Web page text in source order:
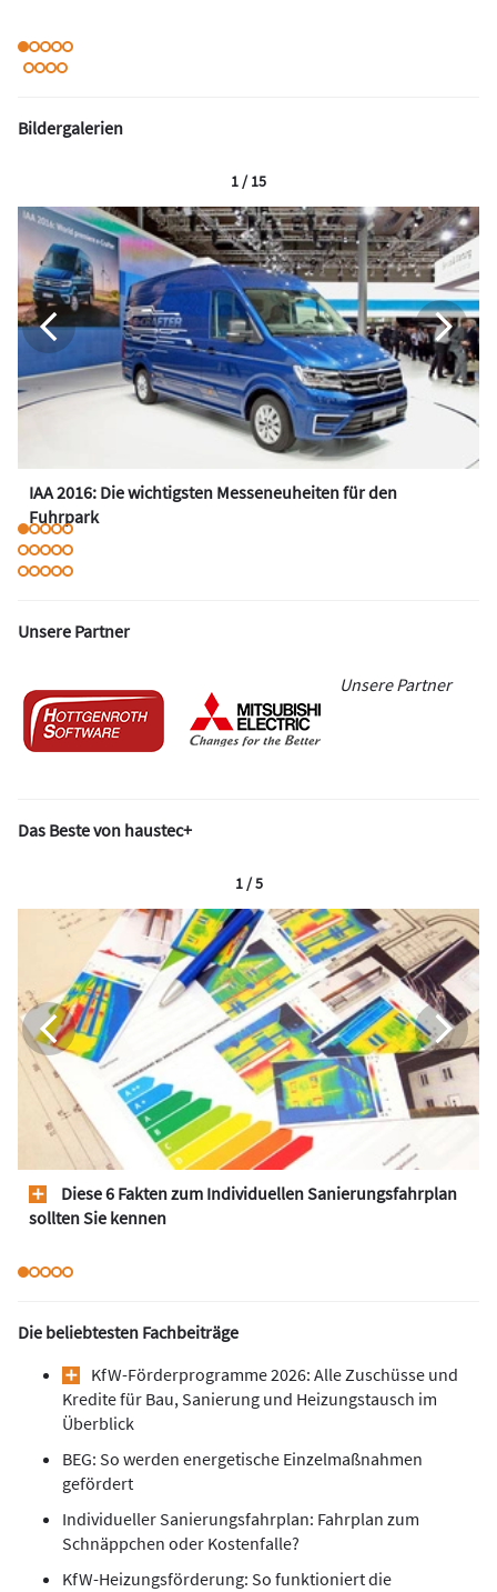
Bildergalerien
IAA 2016: Die wichtigsten Messeneuheiten für den
Fuhrpark
1 / 15
Unsere Partner
Unsere Partner
Das Beste von haustec+
Diese 6 Fakten zum Individuellen Sanierungsfahrplan
sollten Sie kennen
1 / 5
Die beliebtesten Fachbeiträge
KfW-Förderprogramme 2026: Alle Zuschüsse und
Kredite für Bau, Sanierung und Heizungstausch im
Überblick
BEG: So werden energetische Einzelmaßnahmen
gefördert
Individueller Sanierungsfahrplan: Fahrplan zum
Schnäppchen oder Kostenfalle?
KfW-Heizungsförderung: So funktioniert die